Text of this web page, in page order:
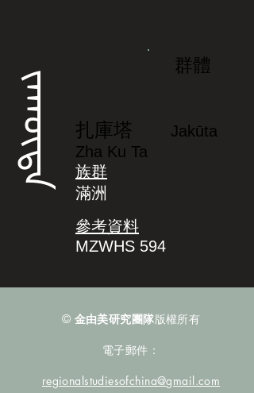
ᠵᠠᡴᡡᡨᠠ
群體
扎庫塔
Jakūta
Zha Ku Ta
族群
滿洲
參考資料
MZWHS 594
© 金由美研究團隊版權所有
電子郵件：
regionalstudiesofchina@gmail.com